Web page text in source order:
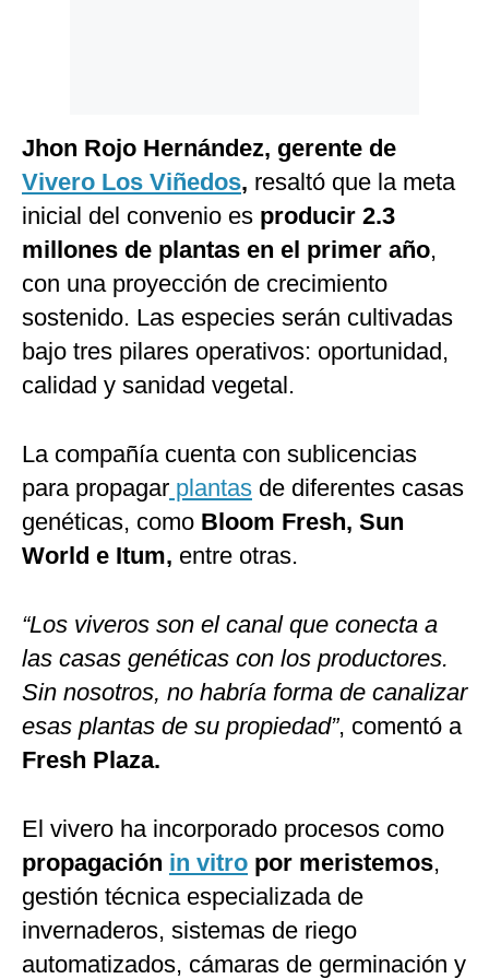
Jhon Rojo Hernández, gerente de
Vivero Los Viñedos, resaltó que la meta
inicial del convenio es producir 2.3
millones de plantas en el primer año,
con una proyección de crecimiento
sostenido. Las especies serán cultivadas
bajo tres pilares operativos: oportunidad,
calidad y sanidad vegetal.
La compañía cuenta con sublicencias
para propagar plantas de diferentes casas
genéticas, como Bloom Fresh, Sun
World e Itum, entre otras.
“Los viveros son el canal que conecta a
las casas genéticas con los productores.
Sin nosotros, no habría forma de canalizar
esas plantas de su propiedad”, comentó a
Fresh Plaza.
El vivero ha incorporado procesos como
propagación in vitro por meristemos,
gestión técnica especializada de
invernaderos, sistemas de riego
automatizados, cámaras de germinación y